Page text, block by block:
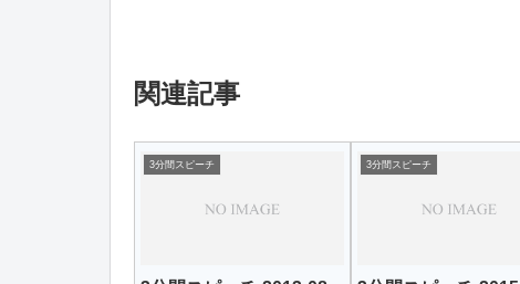
関連記事
3分間スピーチ 3分間スピーチ